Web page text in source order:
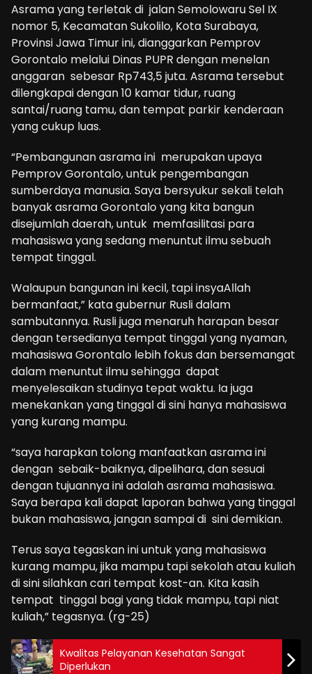
Asrama yang terletak di jalan Semolowaru Sel IX
nomor 5, Kecamatan Sukolilo, Kota Surabaya,
Provinsi Jawa Timur ini, dianggarkan Pemprov
Gorontalo melalui Dinas PUPR dengan menelan
anggaran sebesar Rp743,5 juta. Asrama tersebut
dilengkapai dengan 10 kamar tidur, ruang
santai/ruang tamu, dan tempat parkir kenderaan
yang cukup luas.
“Pembangunan asrama ini merupakan upaya
Pemprov Gorontalo, untuk pengembangan
sumberdaya manusia. Saya bersyukur sekali telah
banyak asrama Gorontalo yang kita bangun
disejumlah daerah, untuk memfasilitasi para
mahasiswa yang sedang menuntut ilmu sebuah
tempat tinggal.
Walaupun bangunan ini kecil, tapi insyaAllah
bermanfaat,” kata gubernur Rusli dalam
sambutannya. Rusli juga menaruh harapan besar
dengan tersedianya tempat tinggal yang nyaman,
mahasiswa Gorontalo lebih fokus dan bersemangat
dalam menuntut ilmu sehingga dapat
menyelesaikan studinya tepat waktu. Ia juga
menekankan yang tinggal di sini hanya mahasiswa
yang kurang mampu.
“saya harapkan tolong manfaatkan asrama ini
dengan sebaik-baiknya, dipelihara, dan sesuai
dengan tujuannya ini adalah asrama mahasiswa.
Saya berapa kali dapat laporan bahwa yang tinggal
bukan mahasiswa, jangan sampai di sini demikian.
Terus saya tegaskan ini untuk yang mahasiswa
kurang mampu, jika mampu tapi sekolah atau kuliah
di sini silahkan cari tempat kost-an. Kita kasih
tempat tinggal bagi yang tidak mampu, tapi niat
kuliah,” tegasnya. (rg-25)
Kwalitas Pelayanan Kesehatan Sangat
Diperlukan